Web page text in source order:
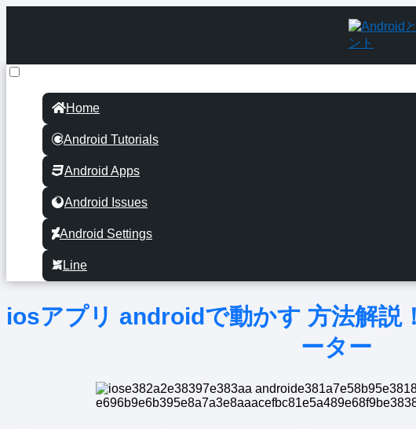
Home
Android Tutorials
Android Apps
Android Issues
Android Settings
Line
iosアプリ androidで動かす 方法解説
ーター